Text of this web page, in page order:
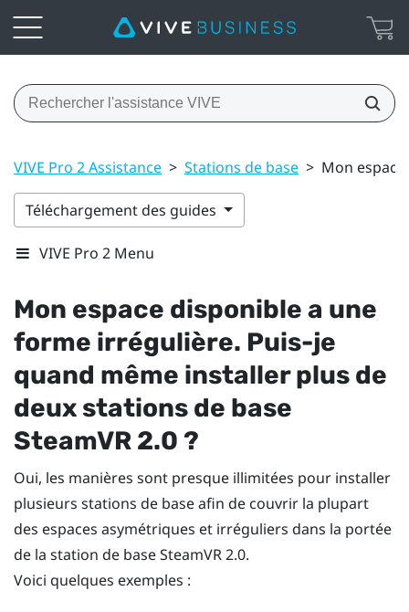
VIVE Pro 2 Assistance > Stations de base > Mon
Téléchargement des guides
VIVE Pro 2 Menu
Mon espace disponible a une
forme irrégulière. Puis-je
quand même installer plus de
deux stations de base
SteamVR 2.0 ?
Oui, les manières sont presque illimitées pour installer
plusieurs stations de base afin de couvrir la plupart
des espaces asymétriques et irréguliers dans la portée
de la station de baseSteamVR2.0.
Voici quelques exemples :